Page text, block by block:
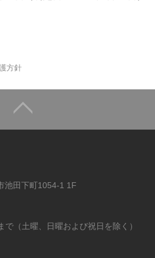
方針
池田下町1054-1 1F
（土曜、日曜および祝日を除く）